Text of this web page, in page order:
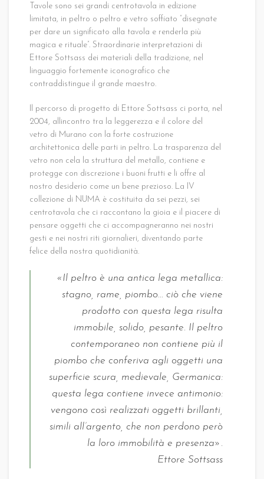
Tavole sono sei grandi centrotavola in edizione
limitata, in peltro o peltro e vetro soffiato “disegnate
per dare un significato alla tavola e renderla più
magica e rituale”. Straordinarie interpretazioni di
Ettore Sottsass dei materiali della tradizione, nel
linguaggio fortemente iconografico che
contraddistingue il grande maestro.
Il percorso di progetto di Ettore Sottsass ci porta, nel
2004, allincontro tra la leggerezza e il colore del
vetro di Murano con la forte costruzione
architettonica delle parti in peltro. La trasparenza del
vetro non cela la struttura del metallo, contiene e
protegge con discrezione i buoni frutti e li offre al
nostro desiderio come un bene prezioso. La IV
collezione di NUMA è costituita da sei pezzi, sei
centrotavola che ci raccontano la gioia e il piacere di
pensare oggetti che ci accompagneranno nei nostri
gesti e nei nostri riti giornalieri, diventando parte
felice della nostra quotidianità.
«Il peltro è una antica lega metallica:
stagno, rame, piombo… ciò che viene
prodotto con questa lega risulta
immobile, solido, pesante. Il peltro
contemporaneo non contiene più il
piombo che conferiva agli oggetti una
superficie scura, medievale, Germanica:
questa lega contiene invece antimonio:
vengono così realizzati oggetti brillanti,
simili all’argento, che non perdono però
la loro immobilità e presenza».
Ettore Sottsass